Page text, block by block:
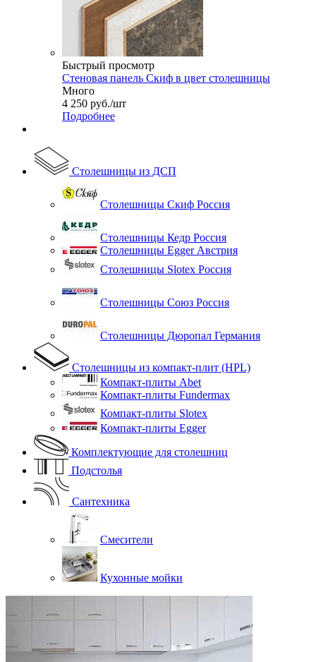
Быстрый просмотр
Стеновая панель Скиф в цвет столешницы
Много
4 250 руб./шт
Подробнее
Столешницы из ДСП
Столешницы Скиф Россия
Столешницы Кедр Россия
Столешницы Egger Австрия
Столешницы Slotex Россия
Столешницы Союз Россия
Столешницы Дюропал Германия
Столешницы из компакт-плит (HPL)
Компакт-плиты Abet
Компакт-плиты Fundermax
Компакт-плиты Slotex
Компакт-плиты Egger
Комплектующие для столешниц
Подстолья
Сантехника
Смесители
Кухонные мойки